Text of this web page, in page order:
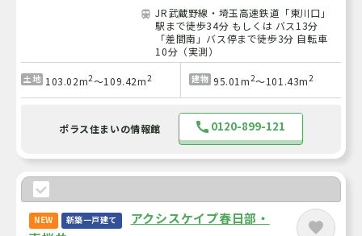
JR武蔵野線・埼玉高速鉄道「東川口」
駅まで徒歩34分 もしくは バス13分
「差間南」バス停まで徒歩3分 自転車
10分（実測）
土地 103.02m2～109.42m2 建物 95.01m2～101.43m2
ポラス住まいの情報館 0120-899-121
NEW 新築一戸建て
アクシスケイプ春日部・